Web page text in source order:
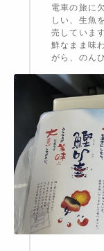
電車の旅に
しい、生魚
売していま
鮮なまま味
がら、のん